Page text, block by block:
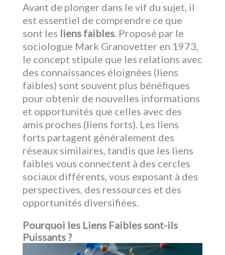
Avant de plonger dans le vif du sujet, il
est essentiel de comprendre ce que
sont les liens faibles. Proposé par le
sociologue Mark Granovetter en 1973,
le concept stipule que les relations avec
des connaissances éloignées (liens
faibles) sont souvent plus bénéfiques
pour obtenir de nouvelles informations
et opportunités que celles avec des
amis proches (liens forts). Les liens
forts partagent généralement des
réseaux similaires, tandis que les liens
faibles vous connectent à des cercles
sociaux différents, vous exposant à des
perspectives, des ressources et des
opportunités diversifiées.
Pourquoi les Liens Faibles sont-ils
Puissants ?